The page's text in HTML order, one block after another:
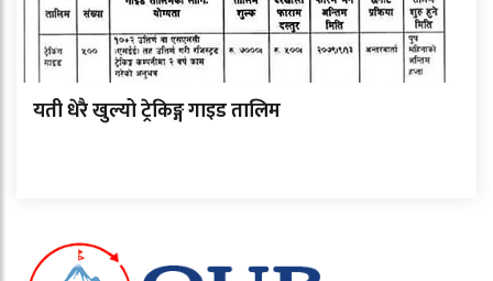
यती धेरै खुल्यो ट्रेकिङ्ग गाइड तालिम